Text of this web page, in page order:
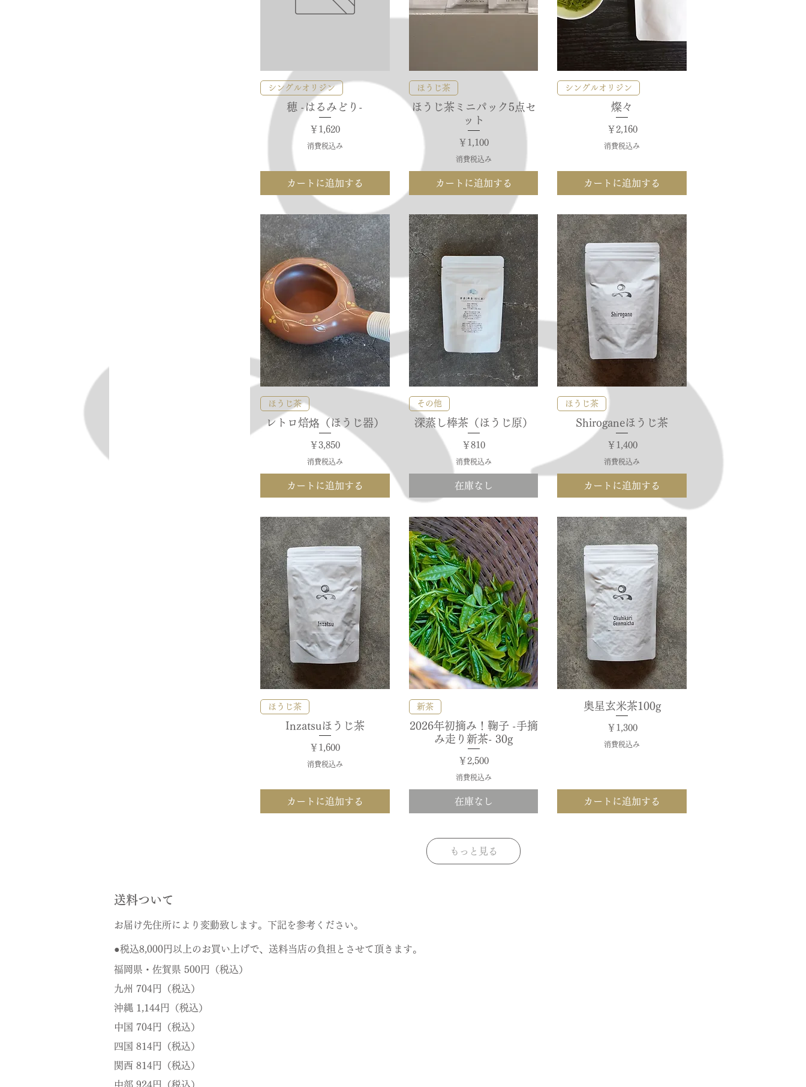
クイックビュー
シングルオリジン
穂 -はるみどり-
価格
￥1,620
消費税込み
カートに追加する
クイックビュー
ほうじ茶
ほうじ茶ミニパック5点セ
ット
価格
￥1,100
消費税込み
カートに追加する
クイックビュー
シングルオリジン
燦々
価格
￥2,160
消費税込み
カートに追加する
クイックビュー
ほうじ茶
レトロ焙烙（ほうじ器）
価格
￥3,850
消費税込み
カートに追加する
その他
深蒸し棒茶（ほうじ原）
価格
￥810
消費税込み
在庫なし
クイックビュー
ほうじ茶
Shiroganeほうじ茶
価格
￥1,400
消費税込み
カートに追加する
クイックビュー
ほうじ茶
Inzatsuほうじ茶
価格
￥1,600
消費税込み
カートに追加する
新茶
2026年初摘み！鞠子 -手摘
み走り新茶- 30g
価格
￥2,500
消費税込み
在庫なし
クイックビュー
奥星玄米茶100g
価格
￥1,300
消費税込み
カートに追加する
もっと見る
送料ついて
お届け先住所により変動致します。下記を参考ください。
●税込8,000円以上のお買い上げで、送料当店の負担とさせて頂きます。
福岡県・佐賀県 500円（税込）
九州 704円（税込）
沖縄 1,144円（税込）
中国 704円（税込）
四国 814円（税込）
関西 814円（税込）
中部 924円（税込）